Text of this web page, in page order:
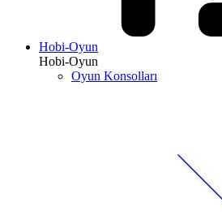
Hobi-Oyun
Hobi-Oyun
Oyun Konsolları